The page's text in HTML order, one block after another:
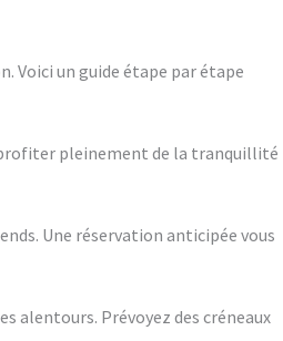
Voici un guide étape par étape
profiter pleinement de la tranquillité
Une réservation anticipée vous
alentours. Prévoyez des créneaux